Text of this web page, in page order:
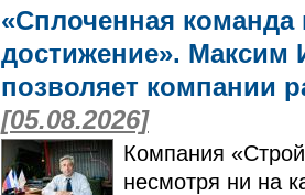
«Сплоченная
достижение». Максим
позволяет компании
[05.08.2026]
Компания
несмотря ни на